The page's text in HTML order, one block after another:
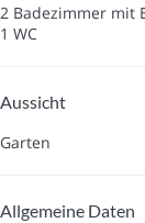
2 Badezimmer mit
1 WC
Aussicht
Garten
Allgemeine Daten